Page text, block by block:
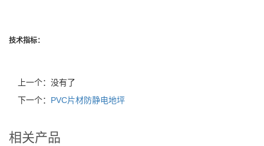
技术指标：
上一个：没有了
下一个： PVC片材防静电地坪
相关产品